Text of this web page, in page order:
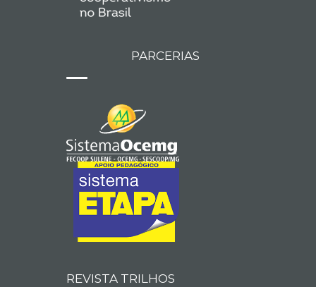
PARCERIAS
REVISTA TRILHOS